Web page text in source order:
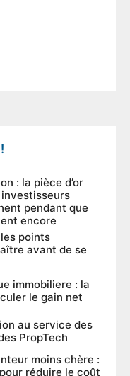
: la pièce d’or
pendant que
encore
points
avant de se
immobiliere : la
le gain net
au service des
PropTech
moins chère :
réduire le coût